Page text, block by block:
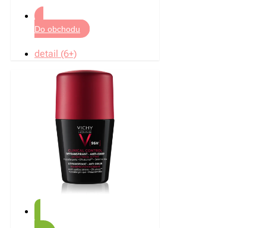
Do obchodu
detail (6+)